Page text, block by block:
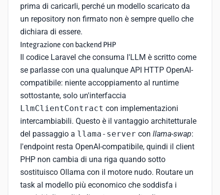
prima di caricarli, perché un modello scaricato da
un repository non firmato non è sempre quello che
dichiara di essere.
Integrazione con backend PHP
Il codice Laravel che consuma l'LLM è scritto come
se parlasse con una qualunque API HTTP OpenAI-
compatibile: niente accoppiamento al runtime
sottostante, solo un'interfaccia
LlmClientContract con implementazioni
intercambiabili. Questo è il vantaggio architetturale
del passaggio a llama-server con llama-swap:
l'endpoint resta OpenAI-compatibile, quindi il client
PHP non cambia di una riga quando sotto
sostituisco Ollama con il motore nudo. Routare un
task al modello più economico che soddisfa i